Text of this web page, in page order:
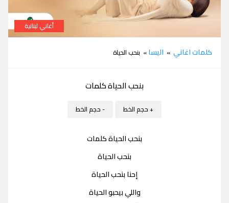
أغاني لبنانية
كلمات اغاني » اليسا» بنحب الحياة
بنحب الحياة كلمات
+ حجم الخط - حجم الخط
بنحب الحياة كلمات
بنحب الحياة
إحنا بنحب الحياة
واللي بيحبو الحياة